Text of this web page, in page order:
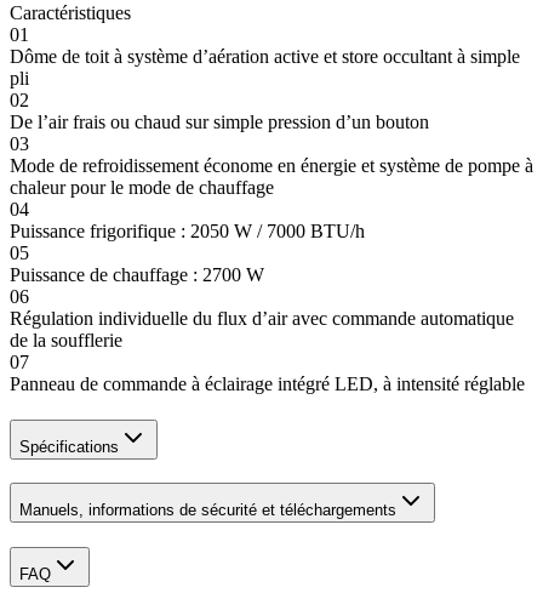
Caractéristiques
01
Dôme de toit à système d’aération active et store occultant à simple
pli
02
De l’air frais ou chaud sur simple pression d’un bouton
03
Mode de refroidissement économe en énergie et système de pompe à
chaleur pour le mode de chauffage
04
Puissance frigorifique : 2050 W / 7000 BTU/h
05
Puissance de chauffage : 2700 W
06
Régulation individuelle du flux d’air avec commande automatique
de la soufflerie
07
Panneau de commande à éclairage intégré LED, à intensité réglable
Spécifications
Manuels, informations de sécurité et téléchargements
FAQ